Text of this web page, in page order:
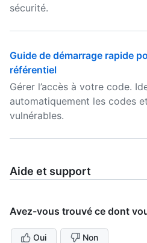
sécurité.
Guide de démarrage rapide
référentiel
Gérer l’accès à votre code.
automatiquement les codes
vulnérables.
Aide et support
Avez-vous trouvé ce dont
Oui Non